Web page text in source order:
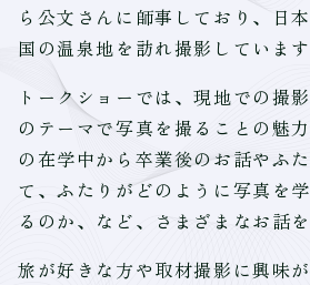
ら公文さんに師事しており、日
国の温泉地を訪れ撮影しています
トークショーでは、現地での撮
のテーマで写真を撮ることの魅
の在学中から卒業後のお話やふ
て、ふたりがどのように写真を
るのか、など、さまざまなお話を
旅が好きな方や取材撮影に興味